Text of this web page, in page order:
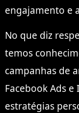
engajamento e
No que diz
temos
campanhas de
Facebook Ads
estratégias